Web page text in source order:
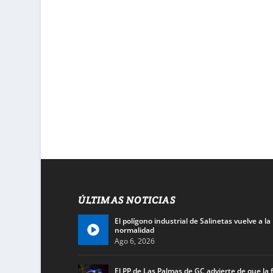
ÚLTIMAS NOTICIAS
El polígono industrial de Salinetas vuelve a la
normalidad
Ago 6, 2026